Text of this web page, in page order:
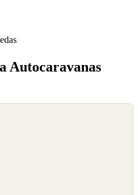
Autocaravanas